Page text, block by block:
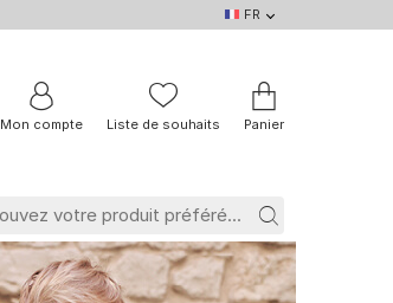
FR
DE
NL
BE
FR
Mon compte Liste de souhaits Panier